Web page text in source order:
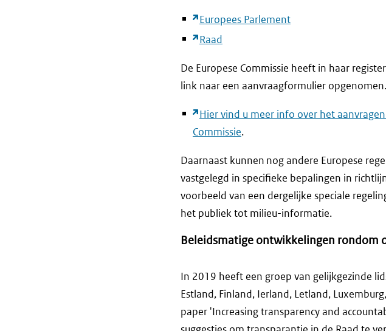
Europees Parlement
Raad
De Europese Commissie heeft in haar
link naar een aanvraagformulier opgenomen.
Hier vind u meer info over het
Commissie.
Daarnaast kunnen nog andere Europese
vastgelegd in specifieke bepalingen in
voorbeeld van een dergelijke speciale
het publiek tot milieu-informatie.
Beleidsmatige ontwikkelingen rondom
In 2019 heeft een groep van gelijkgezinde
Estland, Finland, Ierland, Letland,
paper 'Increasing transparency and